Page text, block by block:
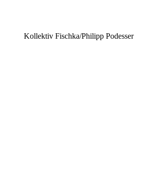
Kollektiv Fischka/Philipp Podesser